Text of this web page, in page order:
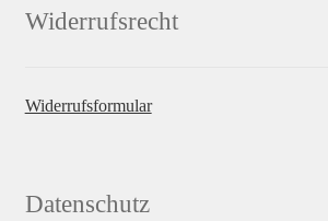
Widerrufsrecht
Widerrufsformular
Datenschutz